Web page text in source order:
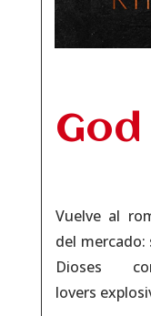
Vuelve al
del mercado:
Dioses
lovers